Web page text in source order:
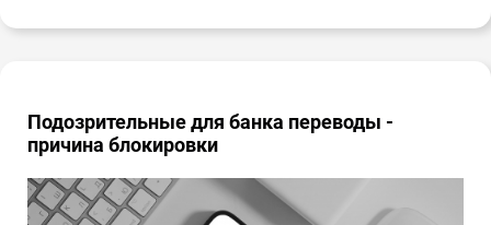
Подозрительные для банка переводы -
причина блокировки